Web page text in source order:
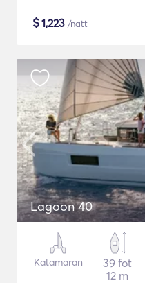
$1,223 /natt
Lagoon 40
Katamaran
39 fot
12 m